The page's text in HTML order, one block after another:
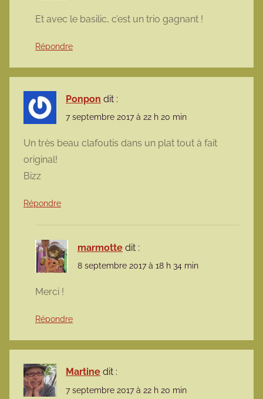
Et avec le basilic, c’est un trio gagnant !
Répondre
Ponpon dit :
7 septembre 2017 à 22 h 20 min
Un très beau clafoutis dans un plat tout à fait
original!
Bizz
Répondre
marmotte dit :
8 septembre 2017 à 18 h 34 min
Merci !
Répondre
Martine dit :
7 septembre 2017 à 22 h 20 min